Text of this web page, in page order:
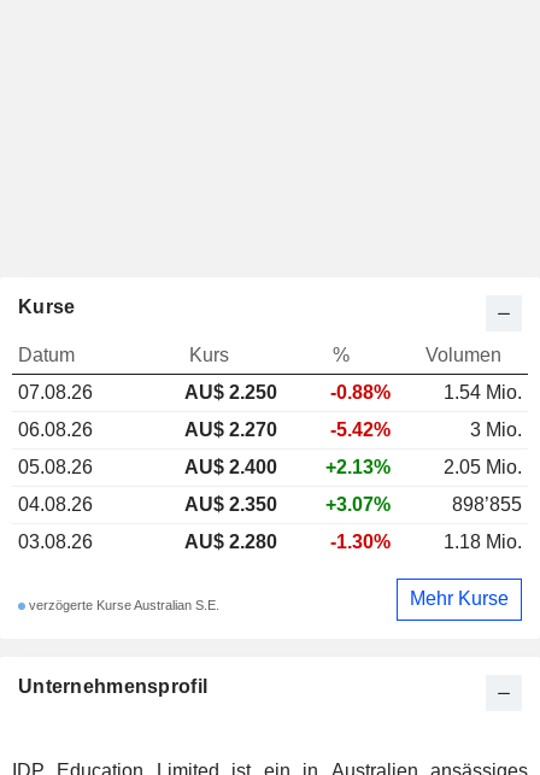
Unternehmensprofil
IDP Education Limited ist ein in Australien ansässiges
Kurse
Datum Kurs %
Volumen
07.08.26
AU$ 2.250 -0.88%
1.54 Mio.
06.08.26
AU$ 2.270 -5.42%
3 Mio.
05.08.26
AU$ 2.400 +2.13%
2.05 Mio.
04.08.26
AU$ 2.350 +3.07%
898’855
03.08.26
AU$ 2.280 -1.30% 1.18 Mio.
verzögerte Kurse Australian S.E. Mehr Kurse